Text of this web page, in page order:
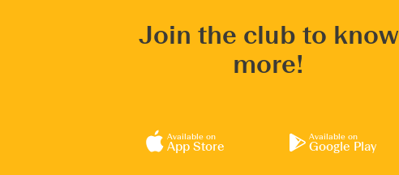
Join the club to know
more!
Available on
App Store
Available on
Google Play